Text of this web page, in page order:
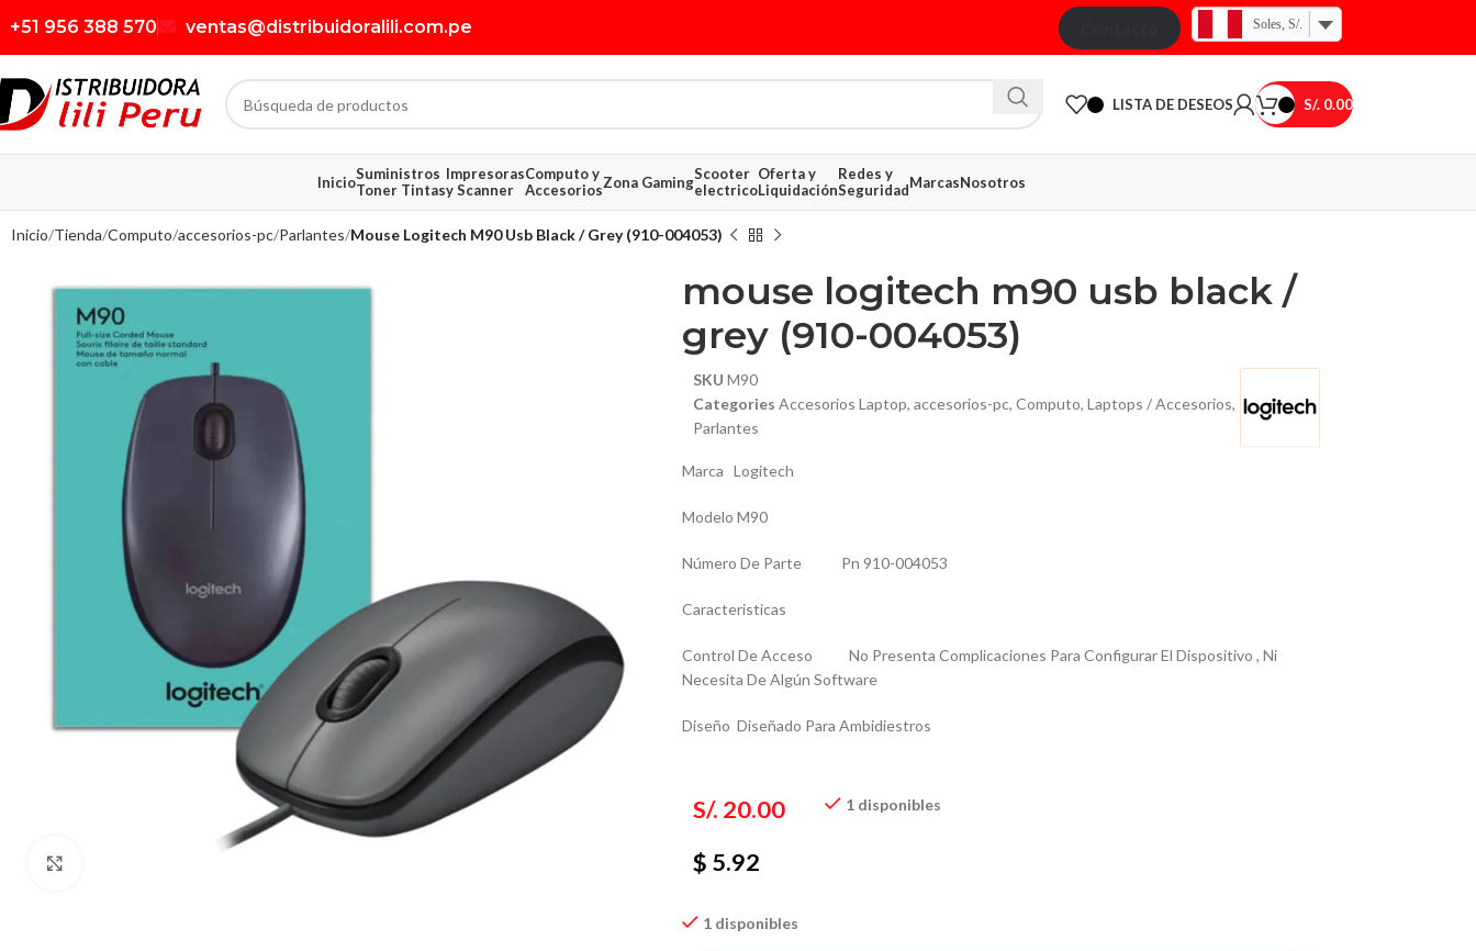
+51 956 388 570 ventas@distribuidoralili.com.pe Soles, S/.
LISTA DE DESEOS S/. 0.00
InicioSuministros
Toner Tintas
Impresoras
y Scanner
Computo y
AccesoriosZona GamingScooter
electrico
Oferta y
Liquidación
Redes y
SeguridadMarcasNosotros
Inicio Tienda Computo accesorios-pc Parlantes Mouse Logitech M90 Usb Black / Grey (910-004053)
$ 19.25
$ 26.06
mouse logitech m90 usb black /
grey (910-004053)
SKU M90
Categories Accesorios Laptop, accesorios-pc, Computo, Laptops / Accesorios,
Parlantes
Marca Logitech
Modelo M90
Número De Parte Pn 910-004053
Caracteristicas
Control De Acceso No Presenta Complicaciones Para Configurar El Dispositivo , Ni
Necesita De Algún Software
Diseño Diseñado Para Ambidiestros
S/. 20.00
$ 5.92
1 disponibles
1 disponibles